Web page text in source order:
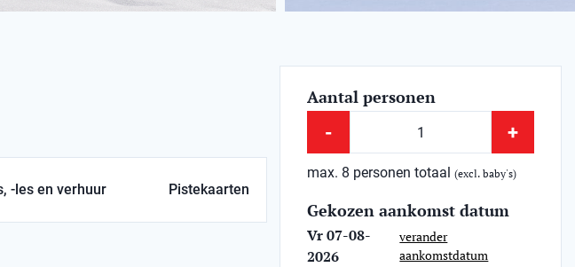
-les en verhuur Pistekaarten
Aantal personen
- +
max. 8 personen totaal(excl. baby's)
Gekozen aankomst datum
Vr 07-08-
2026
verander
aankomstdatum